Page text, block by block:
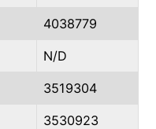
4038779
N/D
3519304
3530923